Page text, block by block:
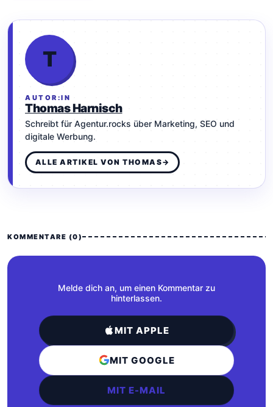
T
AUTOR:IN
Thomas Harnisch
Schreibt für Agentur.rocks über Marketing, SEO und
digitale Werbung.
ALLE ARTIKEL VON THOMAS→
KOMMENTARE (0)
Melde dich an, um einen Kommentar zu
hinterlassen.
MIT APPLE
MIT GOOGLE
MIT E-MAIL